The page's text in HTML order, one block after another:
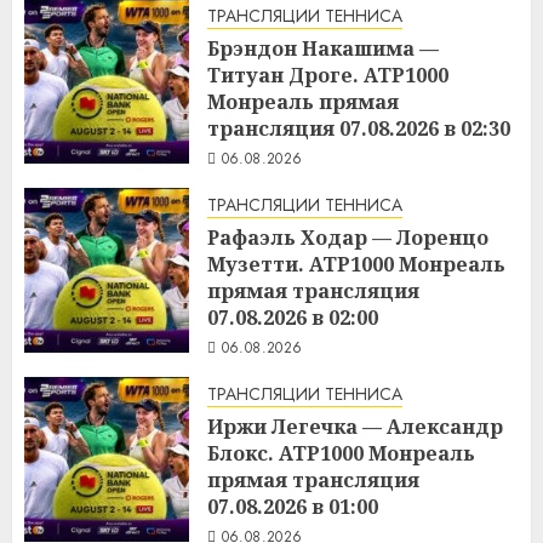
ТРАНСЛЯЦИИ ТЕННИСА
Брэндон Накашима —
Титуан Дроге. ATP1000
Монреаль прямая
трансляция 07.08.2026 в 02:30
06.08.2026
ТРАНСЛЯЦИИ ТЕННИСА
Рафаэль Ходар — Лоренцо
Музетти. ATP1000 Монреаль
прямая трансляция
07.08.2026 в 02:00
06.08.2026
ТРАНСЛЯЦИИ ТЕННИСА
Иржи Легечка — Александр
Блокс. ATP1000 Монреаль
прямая трансляция
07.08.2026 в 01:00
06.08.2026